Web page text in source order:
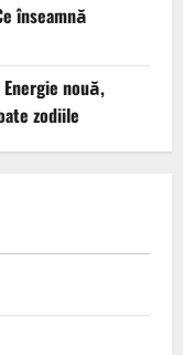
înseamnă
nouă,
zodiile